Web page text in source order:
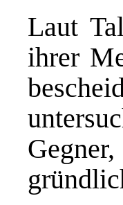
Laut
ihrer